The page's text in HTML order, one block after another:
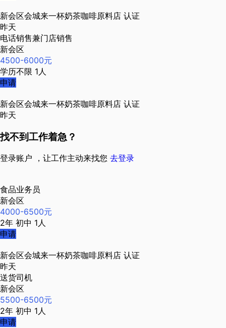
新会区会城来一杯奶茶咖啡原料店 认证
昨天
电话销售兼门店销售
新会区
4500-6000元
学历不限 1人
申请
新会区会城来一杯奶茶咖啡原料店 认证
昨天
找不到工作着急？
登录账户 ，让工作主动来找您 去登录
食品业务员
新会区
4000-6500元
2年 初中 1人
申请
新会区会城来一杯奶茶咖啡原料店 认证
昨天
送货司机
新会区
5500-6500元
2年 初中 1人
申请